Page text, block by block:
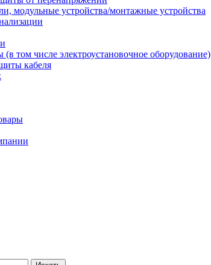
модульные устройства/монтажные устройства
том числе электроустановочное оборудование)
кабеля